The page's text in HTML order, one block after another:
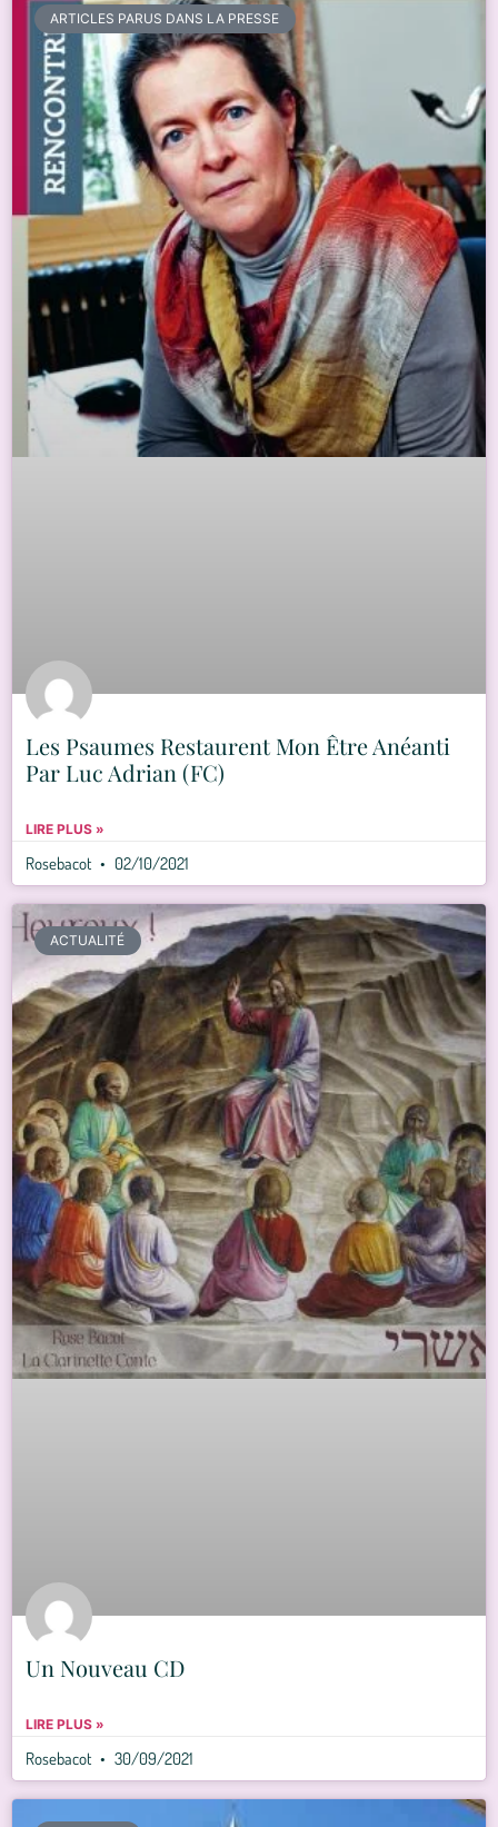
ARTICLES PARUS DANS LA PRESSE
Les Psaumes Restaurent Mon Être Anéanti
Par Luc Adrian (FC)
LIRE PLUS »
Rosebacot 02/10/2021
ACTUALITÉ
Un Nouveau CD
LIRE PLUS »
Rosebacot 30/09/2021